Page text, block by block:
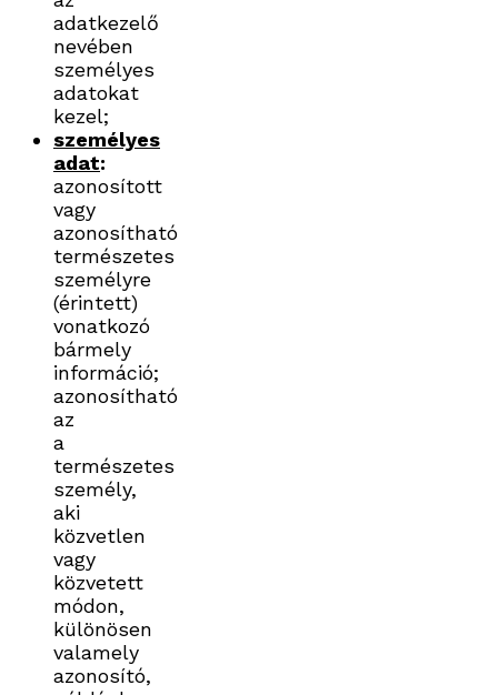
adatkezelő
nevében
személyes
adatokat
kezel;
személyes
adat:
azonosított
vagy
azonosítható
természetes
személyre
(érintett)
vonatkozó
bármely
információ;
azonosítható
az
a
természetes
személy,
aki
közvetlen
vagy
közvetett
módon,
különösen
valamely
azonosító,